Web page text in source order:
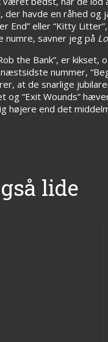
havde en råhed og
End” eller “Kitty
numre, savner jeg på
the Bank”, er
nummer,
at de snarlige
og “Exit Wounds”
end det
lide